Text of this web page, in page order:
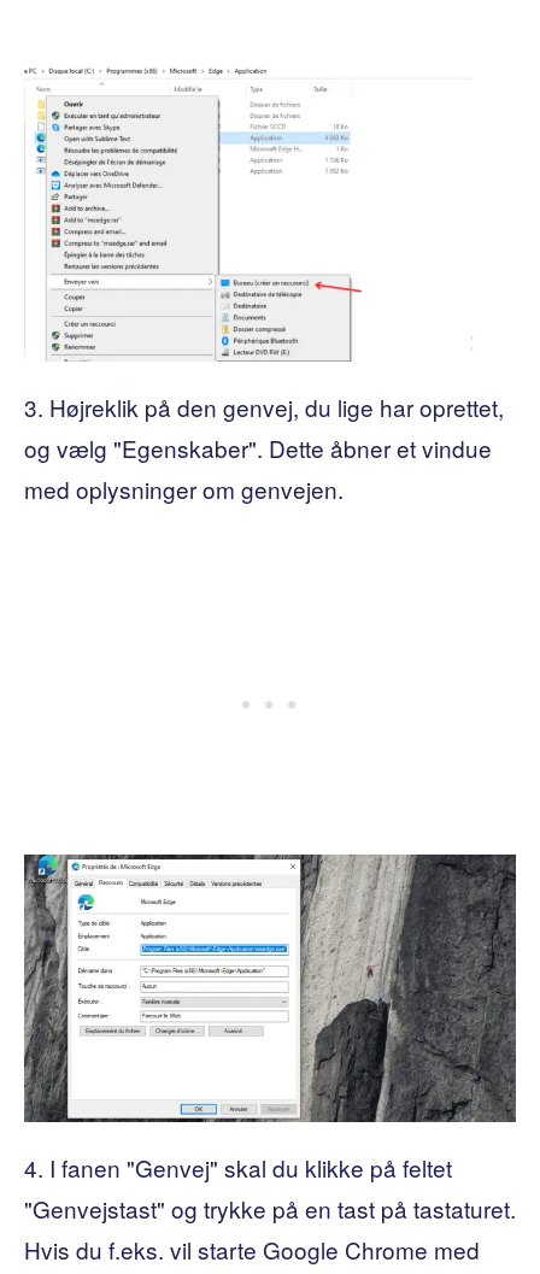
3. Højreklik på den genvej, du lige har oprettet,
og vælg "Egenskaber". Dette åbner et vindue
med oplysninger om genvejen.
4. I fanen "Genvej" skal du klikke på feltet
"Genvejstast" og trykke på en tast på tastaturet.
Hvis du f.eks. vil starte Google Chrome med